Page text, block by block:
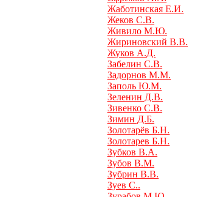
Жаботинская Е.И.
Жеков С.В.
Живило М.Ю.
Жириновский В.В.
Жуков А.Д.
Забелин С.В.
Задорнов М.М.
Заполь Ю.М.
Зеленин Д.В.
Зивенко С.В.
Зимин Д.Б.
Золотарёв Б.Н.
Золотарев Б.Н.
Зубков В.А.
Зубов В.М.
Зубрин В.В.
Зуев С..